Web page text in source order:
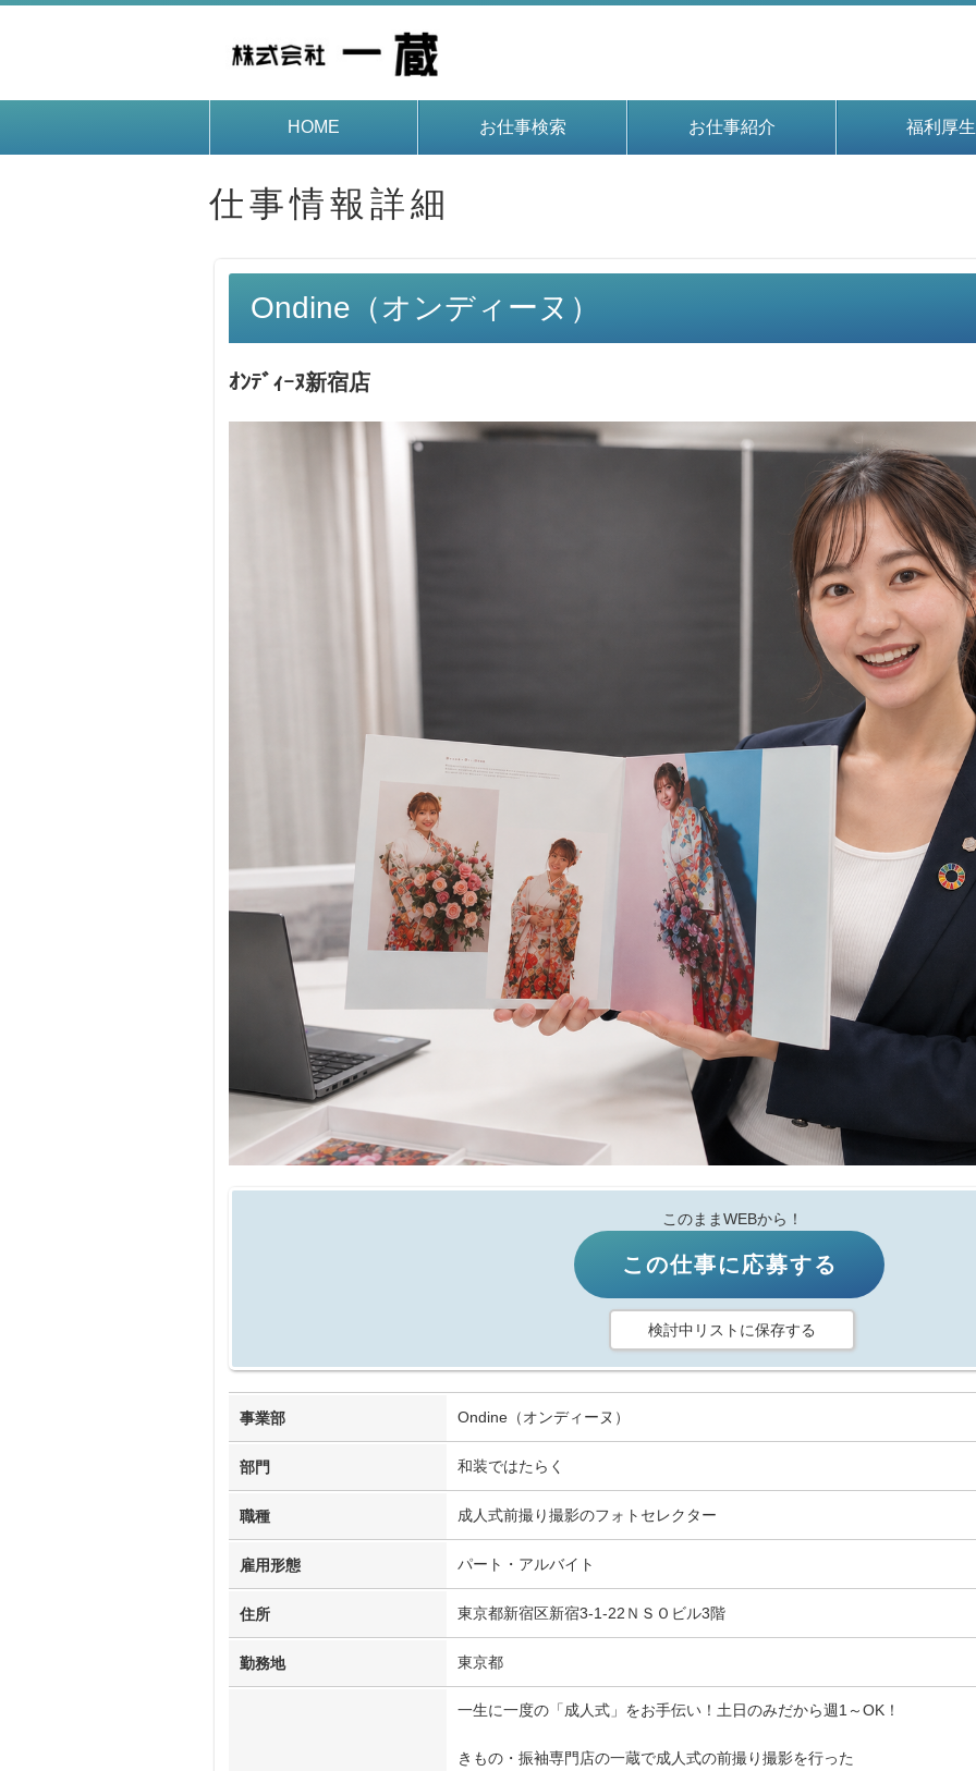
HOME お仕事検索 お仕事紹介 福利厚生
仕事情報詳細
Ondine（オンディーヌ）
ｵﾝﾃﾞｨｰﾇ新宿店
このままWEBから！
この仕事に応募する
検討中リストに保存する
事業部 Ondine（オンディーヌ）
部門 和装ではたらく
職種 成人式前撮り撮影のフォトセレクター
雇用形態 パート・アルバイト
住所 東京都新宿区新宿3-1-22ＮＳＯビル3階
勤務地 東京都
一生に一度の「成人式」をお手伝い！土日のみだから週1～OK！
きもの・振袖専門店の一蔵で成人式の前撮り撮影を行った